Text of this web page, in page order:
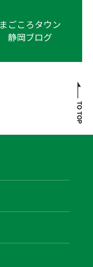
まごころタウン
静岡ブログ